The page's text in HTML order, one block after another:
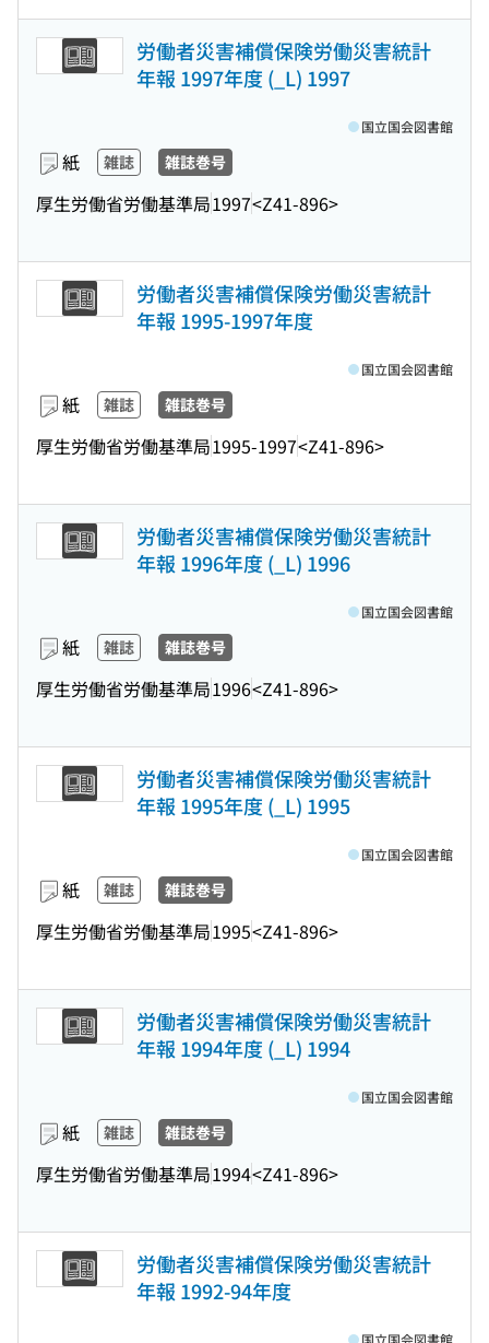
労働者災害補償保険労働災害統計
年報 1997年度 (_L) 1997
紙 雑誌 雑誌巻号
厚生労働省労働基準局1997<Z41-896>
国立国会図書館
労働者災害補償保険労働災害統計
年報 1995-1997年度
紙 雑誌 雑誌巻号
厚生労働省労働基準局1995-1997<Z41-896>
国立国会図書館
労働者災害補償保険労働災害統計
年報 1996年度 (_L) 1996
紙 雑誌 雑誌巻号
厚生労働省労働基準局1996<Z41-896>
国立国会図書館
労働者災害補償保険労働災害統計
年報 1995年度 (_L) 1995
紙 雑誌 雑誌巻号
厚生労働省労働基準局1995<Z41-896>
国立国会図書館
労働者災害補償保険労働災害統計
年報 1994年度 (_L) 1994
紙 雑誌 雑誌巻号
厚生労働省労働基準局1994<Z41-896>
国立国会図書館
労働者災害補償保険労働災害統計
年報 1992-94年度
国立国会図書館